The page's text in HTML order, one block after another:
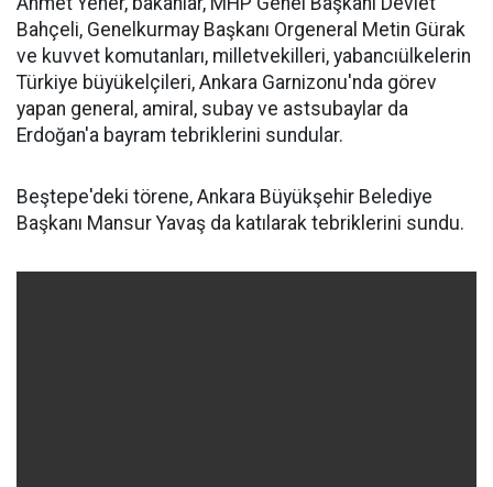
Bahçeli, Genelkurmay Başkanı Orgeneral Metin Gürak
ve kuvvet komutanları, milletvekilleri, yabancıülkelerin
Türkiye büyükelçileri, Ankara Garnizonu'nda görev
yapan general, amiral, subay ve astsubaylar da
Erdoğan'a bayram tebriklerini sundular.
Beştepe'deki törene, Ankara Büyükşehir Belediye
Başkanı Mansur Yavaş da katılarak tebriklerini sundu.